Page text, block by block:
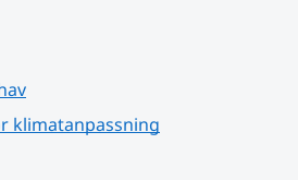
klimatanpassning